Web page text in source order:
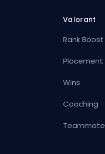
Valorant
Rank Boost
Placement
Wins
Coaching
Teammate